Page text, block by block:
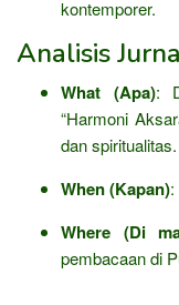
kontemporer.
Analisis
What (Apa):
“Harmoni
dan spiritualitas.
When (Kapan)
Where (Di
pembacaan di